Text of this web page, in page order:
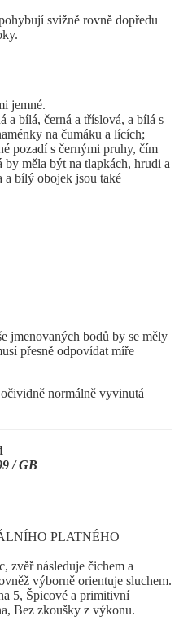
svižně rovně dopředu
jemné.
a bílá, černá a tříslová, a bílá s
na čumáku a lících;
pozadí s černými pruhy, čím
měla být na tlapkách, hrudi a
a bílý obojek jsou také
jmenovaných bodů by se měly
přesně odpovídat míře
normálně vyvinutá
/ GB
PLATNÉHO
zvěř následuje čichem a
výborně orientuje sluchem.
5, Špicové a primitivní
Bez zkoušky z výkonu.